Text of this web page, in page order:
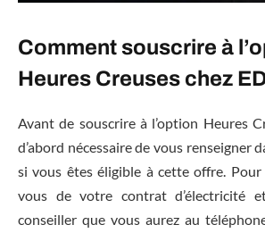
Comment souscrire à
Heures Creuses chez
Avant de souscrire à l’option Heures
d’abord nécessaire de vous renseigner
si vous êtes éligible à cette offre. Pour
vous de votre contrat d’électricité
conseiller que vous aurez au